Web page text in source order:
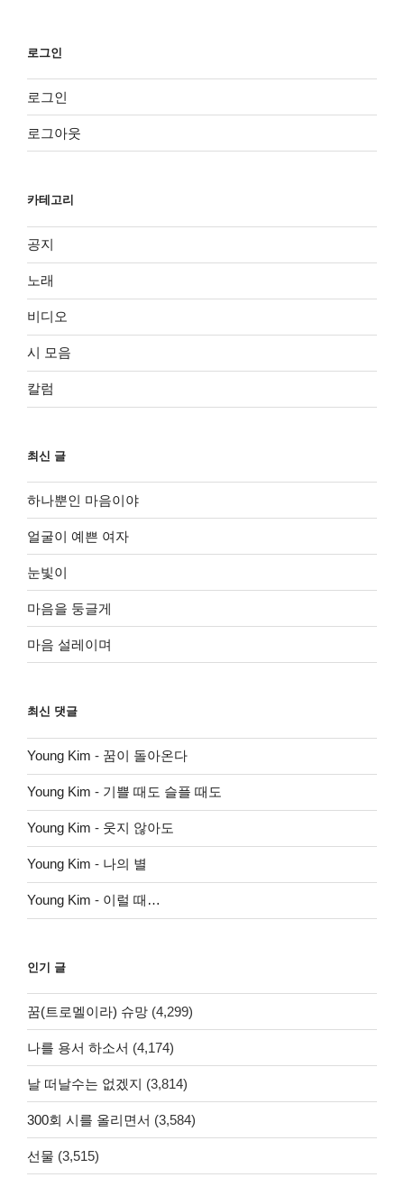
로그인
로그인
로그아웃
카테고리
공지
노래
비디오
시 모음
칼럼
최신 글
하나뿐인 마음이야
얼굴이 예쁜 여자
눈빛이
마음을 둥글게
마음 설레이며
최신 댓글
Young Kim - 꿈이 돌아온다
Young Kim - 기쁠 때도 슬플 때도
Young Kim - 웃지 않아도
Young Kim - 나의 별
Young Kim - 이럴 때…
인기 글
꿈(트로멜이라) 슈망 (4,299)
나를 용서 하소서 (4,174)
날 떠날수는 없겠지 (3,814)
300회 시를 올리면서 (3,584)
선물 (3,515)